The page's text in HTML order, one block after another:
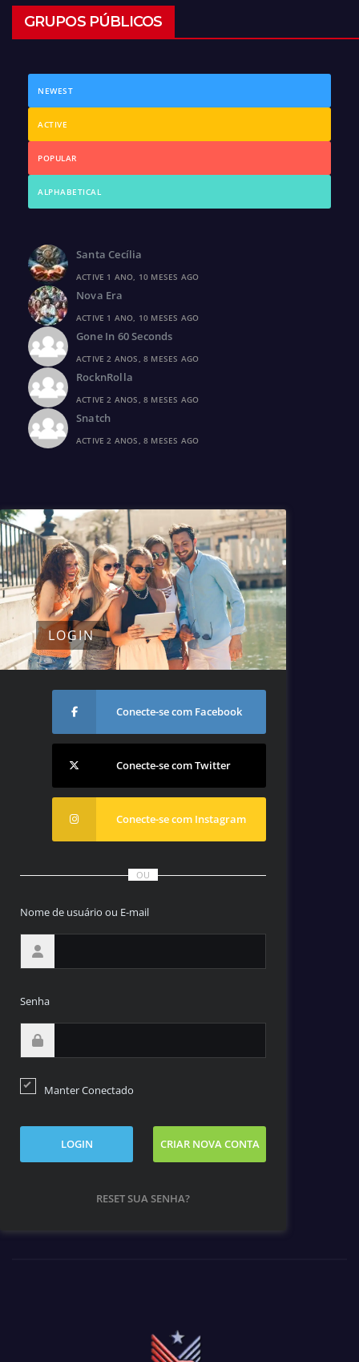
GRUPOS PÚBLICOS
NEWEST
ACTIVE
POPULAR
ALPHABETICAL
Santa Cecília
ACTIVE 1 ANO, 10 MESES AGO
Nova Era
ACTIVE 1 ANO, 10 MESES AGO
Gone In 60 Seconds
ACTIVE 2 ANOS, 8 MESES AGO
RocknRolla
ACTIVE 2 ANOS, 8 MESES AGO
Snatch
ACTIVE 2 ANOS, 8 MESES AGO
LOGIN
Conecte-se com Facebook
Conecte-se com Twitter
Conecte-se com Instagram
OU
Nome de usuário ou E-mail
Senha
Manter Conectado
LOGIN CRIAR NOVA CONTA
RESET SUA SENHA?